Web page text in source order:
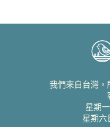
我們來自台灣，
星期
星期六